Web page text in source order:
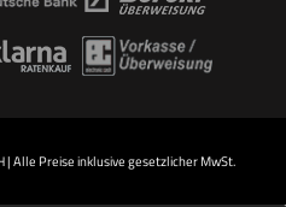
| Alle Preise inklusive gesetzlicher MwSt.